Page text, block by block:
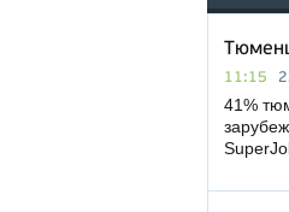
11:15
41%